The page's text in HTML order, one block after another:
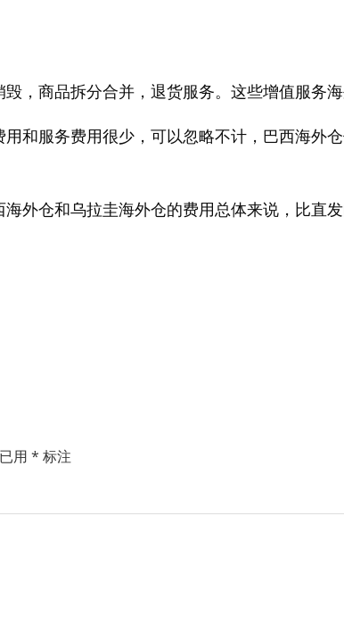
，商品拆分合并，退货服务。这些增值服务
和服务费用很少，可以忽略不计，巴西海外
外仓和乌拉圭海外仓的费用总体来说，比直
用 * 标注